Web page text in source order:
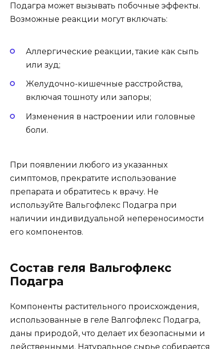
Подагра может вызывать побочные эффекты.
Возможные реакции могут включать:
Аллергические реакции, такие как сыпь
или зуд;
Желудочно-кишечные расстройства,
включая тошноту или запоры;
Изменения в настроении или головные
боли.
При появлении любого из указанных
симптомов, прекратите использование
препарата и обратитесь к врачу. Не
используйте Вальгофлекс Подагра при
наличии индивидуальной непереносимости
его компонентов.
Состав геля Вальгофлекс
Подагра
Компоненты растительного происхождения,
использованные в геле Валгофлекс Подагра,
даны природой, что делает их безопасными и
действенными. Натуральное сырье собирается